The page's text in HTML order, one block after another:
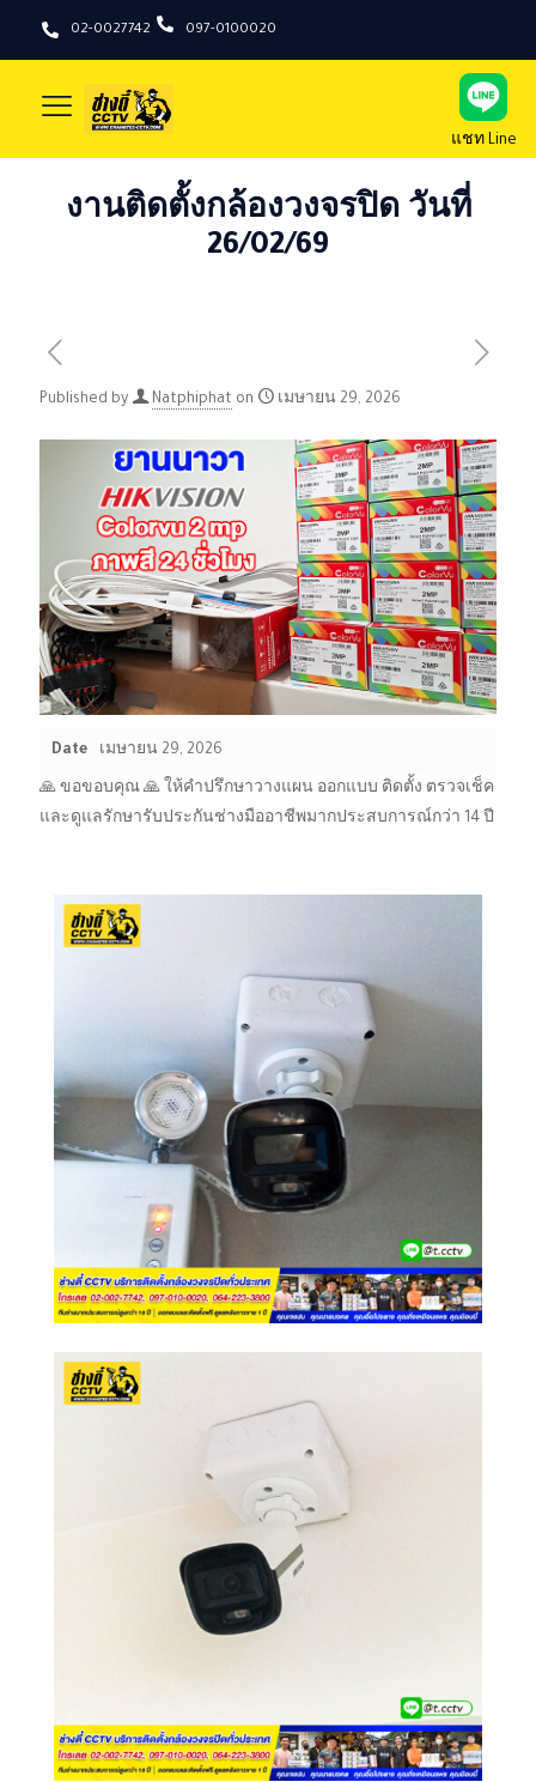
02-0027742 097-0100020
แชท Line
งานติดตั้งกล้องวงจรปิด วันที่
26/02/69
Published by Natphiphat on เมษายน 29, 2026
Date เมษายน 29, 2026
🙏 ขอขอบคุณ 🙏 ให้คำปรึกษาวางแผน ออกแบบ ติดตั้ง ตรวจเช็ค
และดูแลรักษารับประกันช่างมืออาชีพมากประสบการณ์กว่า 14 ปี